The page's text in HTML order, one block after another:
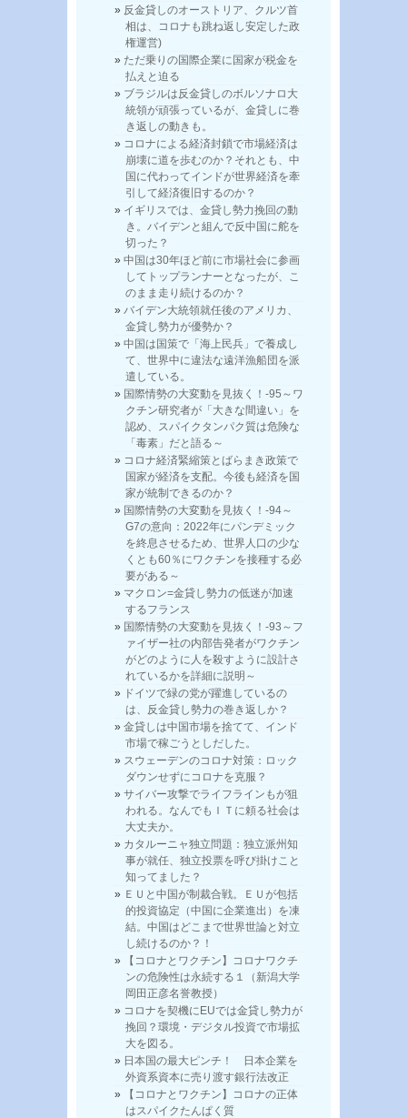
反金貸しのオーストリア、クルツ首
相は、コロナも跳ね返し安定した政
権運営)
ただ乗りの国際企業に国家が税金を
払えと迫る
ブラジルは反金貸しのボルソナロ大
統領が頑張っているが、金貸しに巻
き返しの動きも。
コロナによる経済封鎖で市場経済は
崩壊に道を歩むのか？それとも、中
国に代わってインドが世界経済を牽
引して経済復旧するのか？
イギリスでは、金貸し勢力挽回の動
き。バイデンと組んで反中国に舵を
切った？
中国は30年ほど前に市場社会に参画
してトップランナーとなったが、こ
のまま走り続けるのか？
バイデン大統領就任後のアメリカ、
金貸し勢力が優勢か？
中国は国策で「海上民兵」で養成し
て、世界中に違法な遠洋漁船団を派
遣している。
国際情勢の大変動を見抜く！-95～ワ
クチン研究者が「大きな間違い」を
認め、スパイクタンパク質は危険な
「毒素」だと語る～
コロナ経済緊縮策とばらまき政策で
国家が経済を支配。今後も経済を国
家が統制できるのか？
国際情勢の大変動を見抜く！-94～
G7の意向：2022年にパンデミック
を終息させるため、世界人口の少な
くとも60％にワクチンを接種する必
要がある～
マクロン=金貸し勢力の低迷が加速
するフランス
国際情勢の大変動を見抜く！-93～フ
ァイザー社の内部告発者がワクチン
がどのように人を殺すように設計さ
れているかを詳細に説明～
ドイツで緑の党が躍進しているの
は、反金貸し勢力の巻き返しか？
金貸しは中国市場を捨てて、インド
市場で稼ごうとしだした。
スウェーデンのコロナ対策：ロック
ダウンせずにコロナを克服？
サイバー攻撃でライフラインもが狙
われる。なんでもＩＴに頼る社会は
大丈夫か。
カタルーニャ独立問題：独立派州知
事が就任、独立投票を呼び掛けこと
知ってました？
ＥＵと中国が制裁合戦。ＥＵが包括
的投資協定（中国に企業進出）を凍
結。中国はどこまで世界世論と対立
し続けるのか？！
【コロナとワクチン】コロナワクチ
ンの危険性は永続する１（新潟大学
岡田正彦名誉教授）
コロナを契機にEUでは金貸し勢力が
挽回？環境・デジタル投資で市場拡
大を図る。
日本国の最大ピンチ！ 日本企業を
外資系資本に売り渡す銀行法改正
【コロナとワクチン】コロナの正体
はスパイクたんぱく質